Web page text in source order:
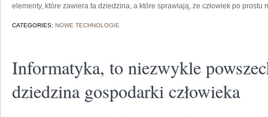
elementy, które zawiera ta dziedzina, a które sprawiają, że człowiek po prostu
CATEGORIES: NOWE TECHNOLOGIE
Informatyka, to niezwykle
dziedzina gospodarki człowieka